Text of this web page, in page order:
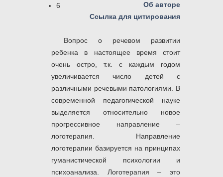
6
Об авторе
Ссылка для цитирования
Вопрос о речевом развитии
ребенка в настоящее время стоит
очень остро, т.к. с каждым годом
увеличивается число детей с
различными речевыми патологиями. В
современной педагогической науке
выделяется относительно новое
прогрессивное направление –
логотерапия. Направление
логотерапии базируется на принципах
гуманистической психологии и
психоанализа. Логотерапия – это